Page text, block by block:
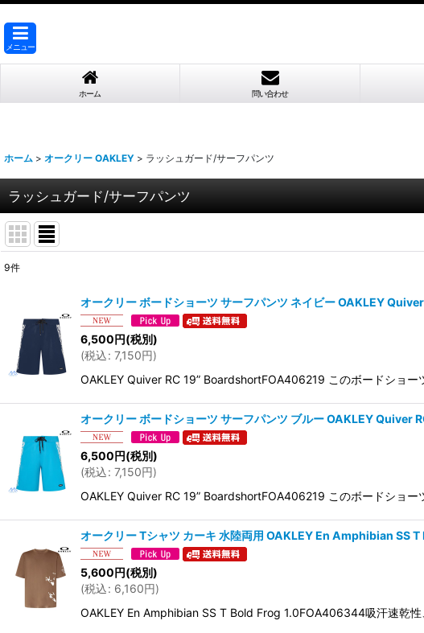
メニュー
ホーム 問い合わせ
ホーム > オークリー OAKLEY > ラッシュガード/サーフパンツ
ラッシュガード/サーフパンツ
並び順
9件
オークリー ボードショーツ サーフパンツ ネイビー OAKLEY
6,500円(税別)
(税込: 7,150円)
OAKLEY Quiver RC 19” BoardshortFOA406219 このボードショ
オークリー ボードショーツ サーフパンツ ブルー OAKLEY
6,500円(税別)
(税込: 7,150円)
OAKLEY Quiver RC 19” BoardshortFOA406219 このボードショ
オークリー Tシャツ カーキ 水陸両用 OAKLEY En Amphibian SS
5,600円(税別)
(税込: 6,160円)
OAKLEY En Amphibian SS T Bold Frog 1.0FOA406344吸汗速乾